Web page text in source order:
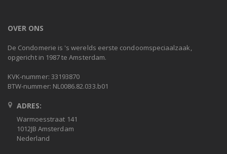
OVER ONS
De Condomerie is 's werelds eerste condoomspeciaalzaak,
opgericht in 1987 te Amsterdam.
KVK-nummer: 33193870
BTW-nummer: NL0086.82.033.b01
ADRES:
Warmoesstraat 141
1012JB Amsterdam
Nederland